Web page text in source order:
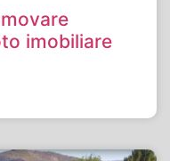
imobiliare